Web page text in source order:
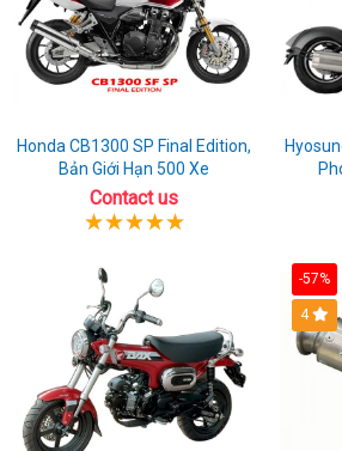
Honda CB1300 SP Final Edition,
Bản Giới Hạn 500 Xe
Contact us
-57%
4